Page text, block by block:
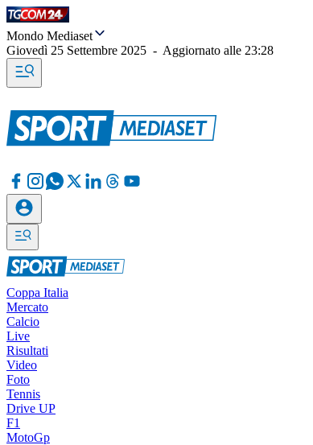
Mondo Mediaset
Giovedì 25 Settembre 2025 - Aggiornato alle 23:28
Coppa Italia
Mercato
Calcio
Live
Risultati
Video
Foto
Tennis
Drive UP
F1
MotoGp